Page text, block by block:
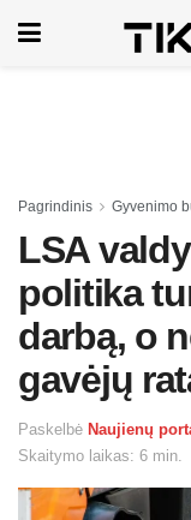
Pagrindinis Gyvenimo
LSA
politika
darbą, o
gavėjų
Paskelbė Naujienų
Skaitymo laikas: 6 min.